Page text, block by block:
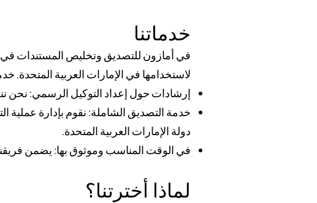
خدماتنا
في أمازون للتصديق وتخليص المستندات في
لاستخدامها في الإمارات العربية المتحدة.
إرشادات حول إعداد التوكيل الرسمي: نحن
خدمة التصديق الشاملة: نقوم بإدارة عملية
دولة الإمارات العربية المتحدة.
في الوقت المناسب وموثوق بها: يضمن
لماذا أخترتنا؟